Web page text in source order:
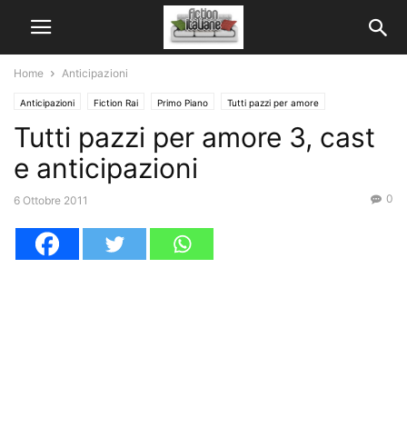
Home Anticipazioni
Anticipazioni Fiction Rai Primo Piano Tutti pazzi per amore
Tutti pazzi per amore 3, cast
e anticipazioni
6 Ottobre 2011 0